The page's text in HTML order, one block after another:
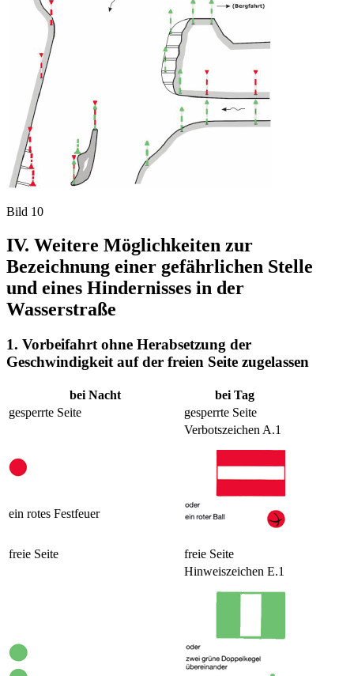
Bild 10
IV. Weitere Möglichkeiten zur
Bezeichnung einer gefährlichen Stelle
und eines Hindernisses in der
Wasserstraße
1. Vorbeifahrt ohne Herabsetzung der
Geschwindigkeit auf der freien Seite zugelassen
bei Nacht
bei Tag
gesperrte Seite
gesperrte Seite
ein rotes Festfeuer
Verbotszeichen A.1
freie Seite freie Seite
Hinweiszeichen E.1